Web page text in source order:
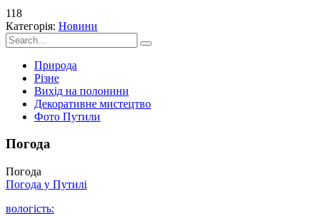
118
Категорія: Новини
Природа
Різне
Вихід на полонини
Декоративне мистецтво
Фото Путили
Погода
Погода
Погода у Путилі
вологість: